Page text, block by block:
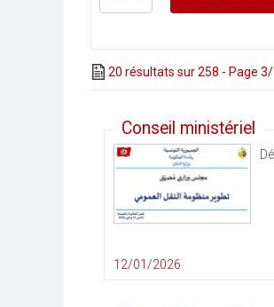
20 résultats sur 258 - Page
Conseil ministériel
12/01/2026